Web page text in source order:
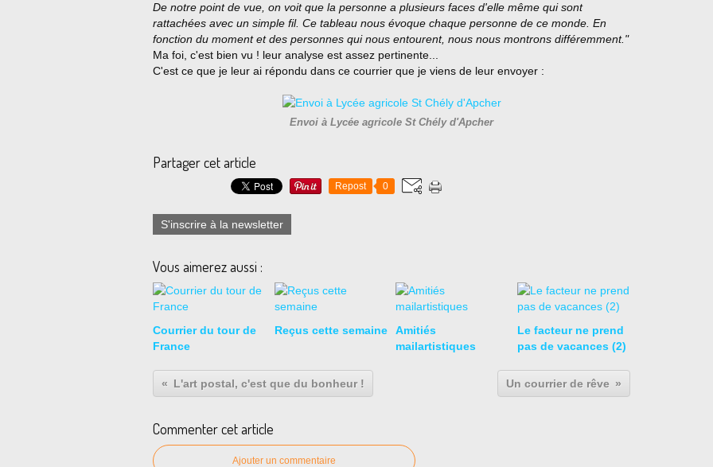
De notre point de vue, on voit que la personne a plusieurs faces d'elle même qui sont
rattachées avec un simple fil. Ce tableau nous évoque chaque personne de ce monde. En
fonction du moment et des personnes qui nous entourent, nous nous montrons différemment."
Ma foi, c'est bien vu ! leur analyse est assez pertinente...
C'est ce que je leur ai répondu dans ce courrier que je viens de leur envoyer :
Envoi à Lycée agricole St Chély d'Apcher
Partager cet article
Repost 0
S'inscrire à la newsletter
Vous aimerez aussi :
Courrier du tour de
France
Reçus cette semaine
Amitiés
mailartistiques
Le facteur ne prend
pas de vacances (2)
L'art postal, c'est que du bonheur ! Un courrier de rêve
Commenter cet article
Ajouter un commentaire